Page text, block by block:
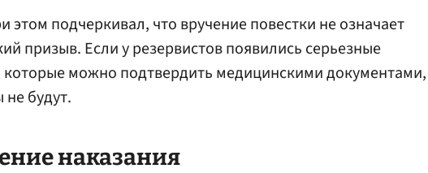
этом подчеркивал, что вручение повестки не означает
призыв. Если у резервистов появились серьезные
которые можно подтвердить медицинскими документами,
будут.
наказания